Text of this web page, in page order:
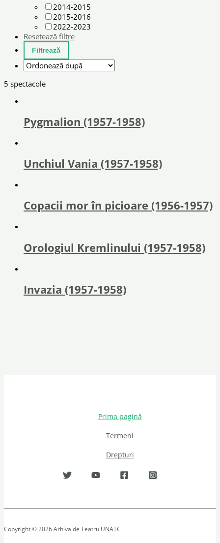
2014-2015
2015-2016
2022-2023
Resetează filtre
5 spectacole
Pygmalion (1957-1958)
Unchiul Vania (1957-1958)
Copacii mor în picioare (1956-1957)
Orologiul Kremlinului (1957-1958)
Invazia (1957-1958)
Prima pagină
Termeni
Drepturi
Copyright © 2026 Arhiva de Teatru UNATC